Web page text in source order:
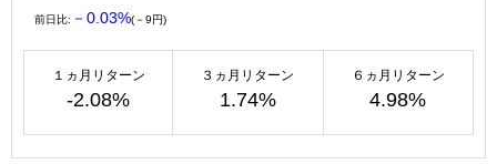
前日比: －0.03%(－9円)
１ヵ月リターン
-2.08%
３ヵ月リターン
1.74%
６ヵ月リターン
4.98%